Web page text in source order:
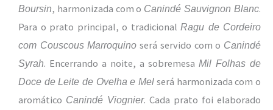
Boursin, harmonizada com o Canindé Sauvignon Blanc.
Para o prato principal, o tradicional Ragu de Cordeiro
com Couscous Marroquino será servido com o Canindé
Syrah. Encerrando a noite, a sobremesa Mil Folhas de
Doce de Leite de Ovelha e Mel será harmonizada com o
aromático Canindé Viognier. Cada prato foi elaborado